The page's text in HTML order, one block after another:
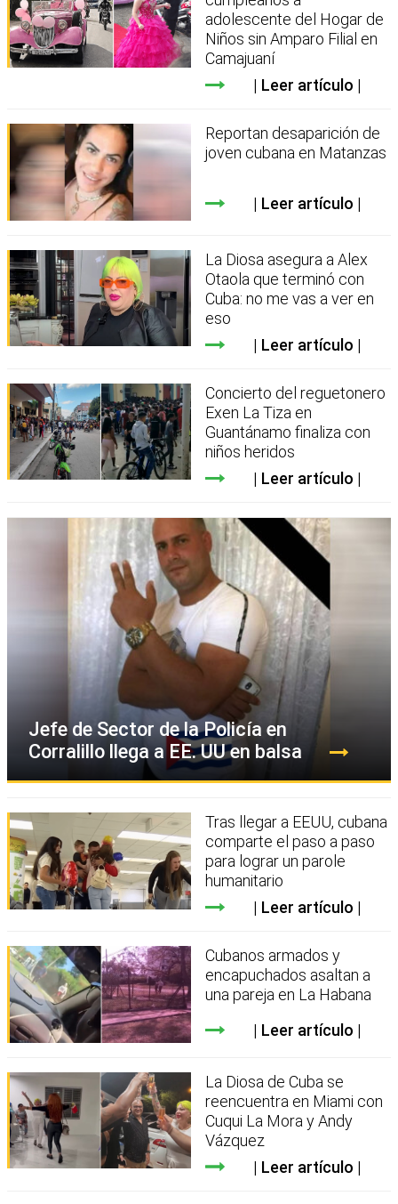
adolescente del Hogar de
Niños sin Amparo Filial en
Camajuaní
Leer artículo
Reportan desaparición de
joven cubana en Matanzas
Leer artículo
La Diosa asegura a Alex
Otaola que terminó con
Cuba: no me vas a ver en
eso
Leer artículo
Concierto del reguetonero
Exen La Tiza en
Guantánamo finaliza con
niños heridos
Leer artículo
Jefe de Sector de la Policía en
Corralillo llega a EE. UU en balsa
Tras llegar a EEUU, cubana
comparte el paso a paso
para lograr un parole
humanitario
Leer artículo
Cubanos armados y
encapuchados asaltan a
una pareja en La Habana
Leer artículo
La Diosa de Cuba se
reencuentra en Miami con
Cuqui La Mora y Andy
Vázquez
Leer artículo